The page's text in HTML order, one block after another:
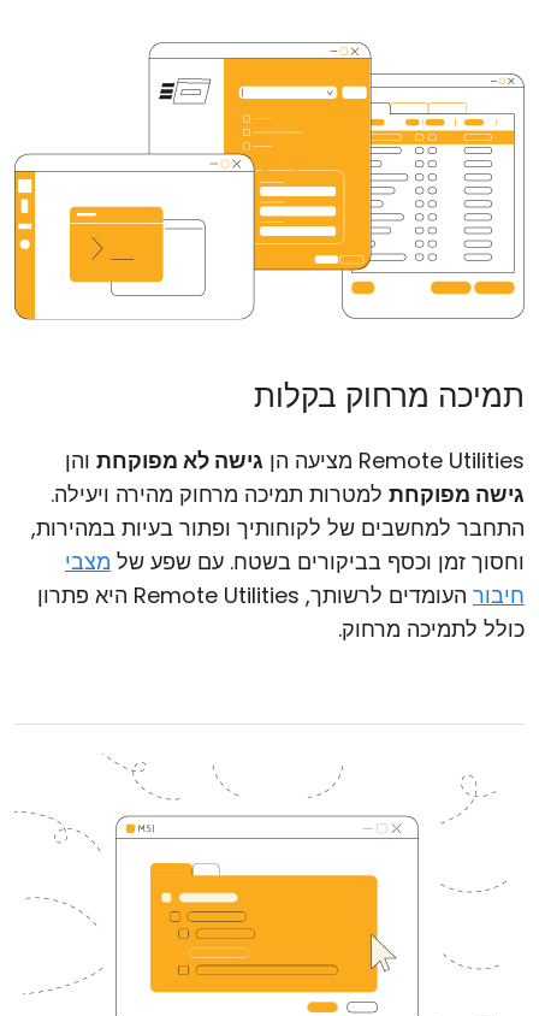
תמיכה מרחוק בקלות
Remote Utilities מציעה הן גישה לא מפוקחת והן
גישה מפוקחת למטרות תמיכה מרחוק מהירה ויעילה.
התחבר למחשבים של לקוחותיך ופתור בעיות במהירות,
וחסוך זמן וכסף בביקורים בשטח. עם שפע של מצבי
חיבור
העומדים לרשותך, Remote Utilities היא פתרון
כולל לתמיכה מרחוק.